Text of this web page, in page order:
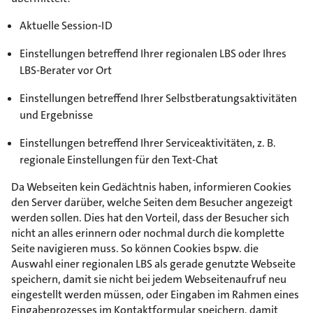
Aktuelle Session-ID
Einstellungen betreffend Ihrer regionalen LBS oder Ihres
LBS-Berater vor Ort
Einstellungen betreffend Ihrer Selbstberatungsaktivitäten
und Ergebnisse
Einstellungen betreffend Ihrer Serviceaktivitäten, z. B.
regionale Einstellungen für den Text-Chat
Da Webseiten kein Gedächtnis haben, informieren Cookies
den Server darüber, welche Seiten dem Besucher angezeigt
werden sollen. Dies hat den Vorteil, dass der Besucher sich
nicht an alles erinnern oder nochmal durch die komplette
Seite navigieren muss. So können Cookies bspw. die
Auswahl einer regionalen LBS als gerade genutzte Webseite
speichern, damit sie nicht bei jedem Webseitenaufruf neu
eingestellt werden müssen, oder Eingaben im Rahmen eines
Eingabeprozesses im Kontaktformular speichern, damit